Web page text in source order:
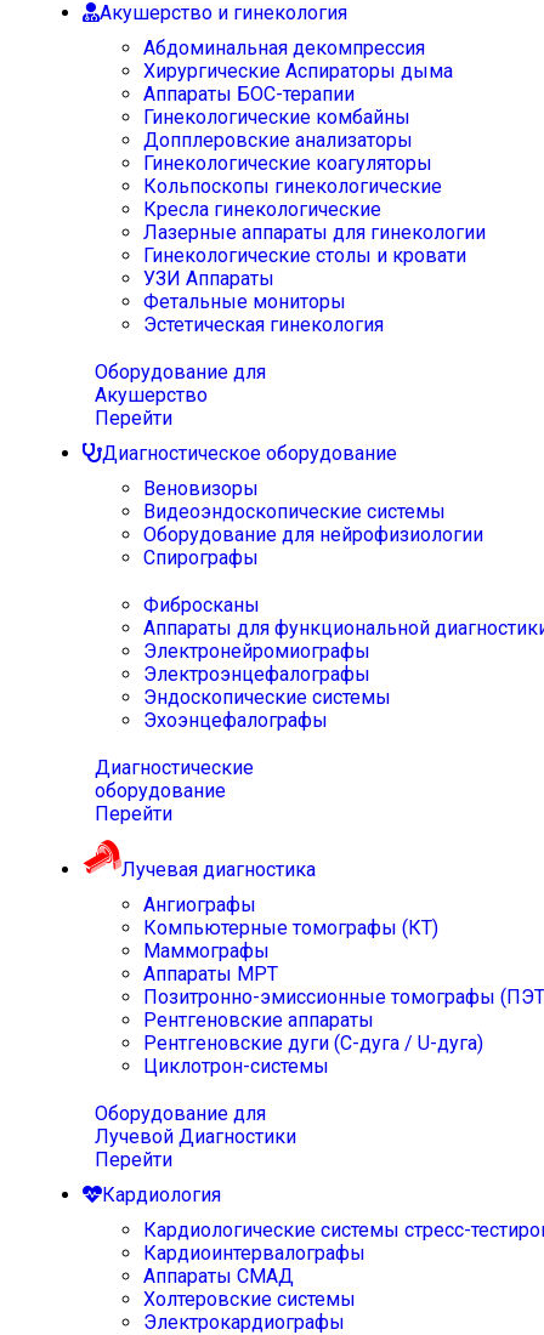
Акушерство и гинекология
Абдоминальная декомпрессия
Хирургические Аспираторы дыма
Аппараты БОС-терапии
Гинекологические комбайны
Допплеровские анализаторы
Гинекологические коагуляторы
Кольпоскопы гинекологические
Кресла гинекологические
Лазерные аппараты для гинекологии
Гинекологические столы и кровати
УЗИ Аппараты
Фетальные мониторы
Эстетическая гинекология
Оборудование для
Акушерство
Перейти
Диагностическое оборудование
Веновизоры
Видеоэндоскопические системы
Оборудование для нейрофизиологии
Спирографы
Фибросканы
Аппараты для функциональной
Электронейромиографы
Электроэнцефалографы
Эндоскопические системы
Эхоэнцефалографы
Диагностические
оборудование
Перейти
Лучевая диагностика
Ангиографы
Компьютерные томографы (КТ)
Маммографы
Аппараты МРТ
Позитронно-эмиссионные томографы
Рентгеновские аппараты
Рентгеновские дуги (С-дуга / U-дуга)
Циклотрон-системы
Оборудование для
Лучевой Диагностики
Перейти
Кардиология
Кардиологические системы стресс-
Кардиоинтервалографы
Аппараты СМАД
Холтеровские системы
Электрокардиографы